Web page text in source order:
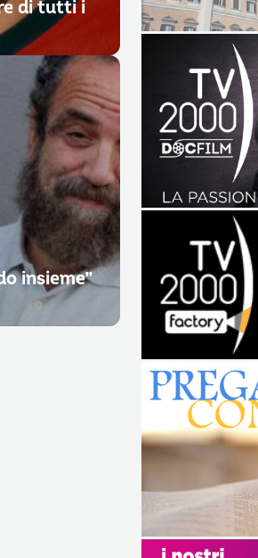
di tutti i
insieme”